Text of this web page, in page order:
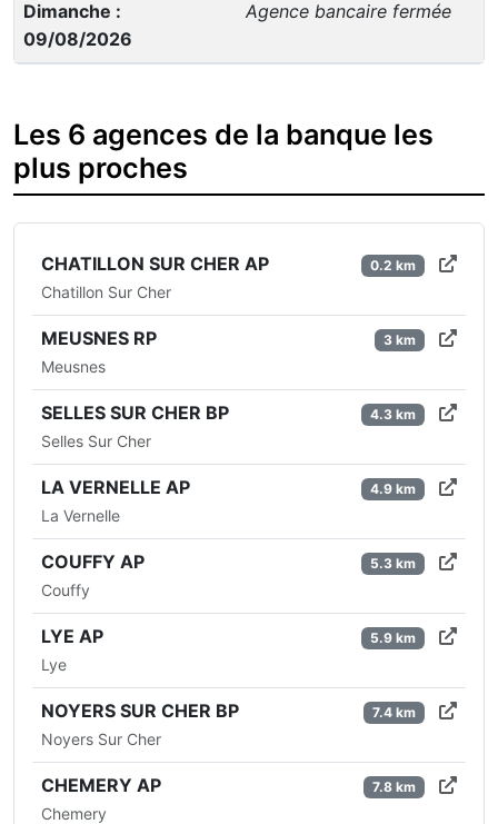
Dimanche :
09/08/2026
Agence bancaire fermée
Les 6 agences de la banque les
plus proches
CHATILLON SUR CHER AP
Chatillon Sur Cher
0.2 km
MEUSNES RP
Meusnes
3 km
SELLES SUR CHER BP
Selles Sur Cher
4.3 km
LA VERNELLE AP
La Vernelle
4.9 km
COUFFY AP
Couffy
5.3 km
LYE AP
Lye
5.9 km
NOYERS SUR CHER BP
Noyers Sur Cher
7.4 km
CHEMERY AP
Chemery
7.8 km